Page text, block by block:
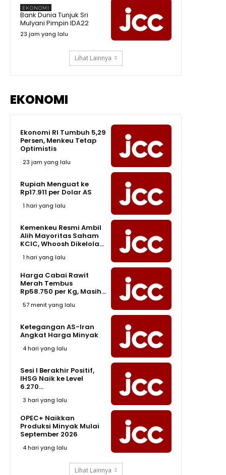
EKONOMI
Bank Dunia Tunjuk Sri
Mulyani Pimpin IDA22
23 jam yang lalu
Lihat Lainnya
EKONOMI
Ekonomi RI Tumbuh 5,29
Persen, Menkeu Tetap
Optimistis
23 jam yang lalu
Rupiah Menguat ke
Rp17.911 per Dolar AS
1 hari yang lalu
Kemenkeu Resmi Ambil
Alih Mayoritas Saham
KCIC, Whoosh Dikelola...
1 hari yang lalu
Harga Cabai Rawit
Merah Tembus
Rp58.750 per Kg, Masih...
57 menit yang lalu
Ketegangan AS-Iran
Angkat Harga Minyak
4 hari yang lalu
Sesi I Berakhir Positif,
IHSG Naik ke Level
6.270...
3 hari yang lalu
OPEC+ Naikkan
Produksi Minyak Mulai
September 2026
4 hari yang lalu
Lihat Lainnya